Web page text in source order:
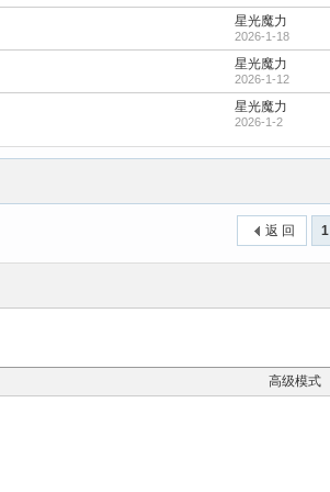
星光魔力
2026-1-18
星光魔力
2026-1-12
星光魔力
2026-1-2
1
返 回
高级模式